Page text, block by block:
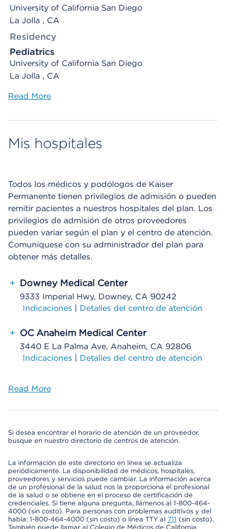
University of California San Diego
La Jolla , CA
Residency
Pediatrics
University of California San Diego
La Jolla , CA
Read More
Mis hospitales
Todos los médicos y podólogos de Kaiser
Permanente tienen privilegios de admisión o pueden
remitir pacientes a nuestros hospitales del plan. Los
privilegios de admisión de otros proveedores
pueden variar según el plan y el centro de atención.
Comuníquese con su administrador del plan para
obtener más detalles.
+ Downey Medical Center
9333 Imperial Hwy, Downey, CA 90242
Indicaciones | Detalles del centro de atención
+ OC Anaheim Medical Center
3440 E La Palma Ave, Anaheim, CA 92806
Indicaciones | Detalles del centro de atención
Read More
Si desea encontrar el horario de atención de un proveedor,
busque en nuestro directorio de centros de atención.
La información de este directorio en línea se actualiza
periódicamente. La disponibilidad de médicos, hospitales,
proveedores y servicios puede cambiar. La información acerca
de un profesional de la salud nos la proporciona el profesional
de la salud o se obtiene en el proceso de certificación de
credenciales. Si tiene alguna pregunta, llámenos al 1-800-464-
4000 (sin costo). Para personas con problemas auditivos y del
habla: 1-800-464-4000 (sin costo) o línea TTY al 711 (sin costo).
También puede llamar al Colegio de Médicos de California